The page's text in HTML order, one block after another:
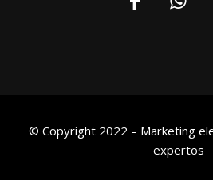
© Copyright 2022 – Marketing
expertos